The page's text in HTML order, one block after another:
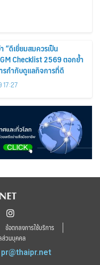
“ดีเยี่ยมสมควรเป็น
Checklist 2569 ตอกย้ำ
รกำกับดูแลกิจการที่ดี
17:27
ข้อตกลงการใช้บริการ
ส่วนบุคคล
pr@thaipr.net